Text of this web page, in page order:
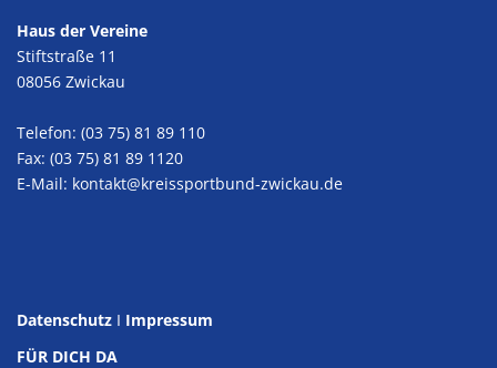
Haus der Vereine
Stiftstraße 11
08056 Zwickau
Telefon: (03 75) 81 89 110
Fax: (03 75) 81 89 1120
E-Mail: kontakt@kreissportbund-zwickau.de
Datenschutz I Impressum
FÜR DICH DA